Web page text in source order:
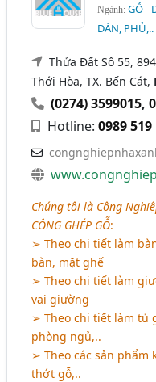
Ngành:GỖ -
DÁN, PHỦ,..
Thửa Đất Số 55,
Thới Hòa, TX. Bến Cát,
(0274) 3599015,
Hotline:0989 519
Chúng tôi là Công
CÔNG GHÉP GỖ:
➢ Theo chi tiết làm
bàn, mặt ghế
➢ Theo chi tiết làm
vai giường
➢ Theo chi tiết làm tủ
phòng ngủ,..
➢ Theo các sản phẩm
thớt gỗ,..